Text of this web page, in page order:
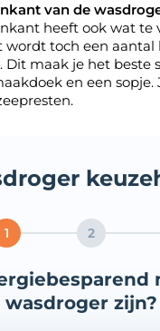
van de
heeft ook wat te
wordt toch een aantal
Dit maak je het beste
en een sopje.
1 2
wasdroger zijn?